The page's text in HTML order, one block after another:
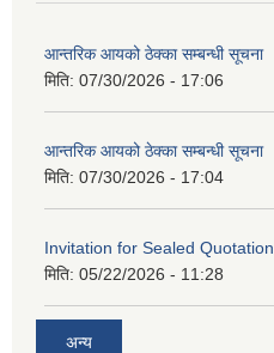
आन्तरिक आयको ठेक्का सम्बन्धी सूचना
मिति: 07/30/2026 - 17:06
आन्तरिक आयको ठेक्का सम्बन्धी सूचना
मिति: 07/30/2026 - 17:04
Invitation for Sealed Quotation
मिति: 05/22/2026 - 11:28
अन्य